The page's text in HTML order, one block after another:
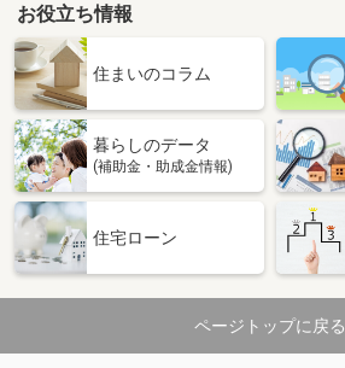
お役立ち情報
住まいのコラム
暮らしのデータ
(補助金・助成金情報)
住宅ローン
ページトップに戻る